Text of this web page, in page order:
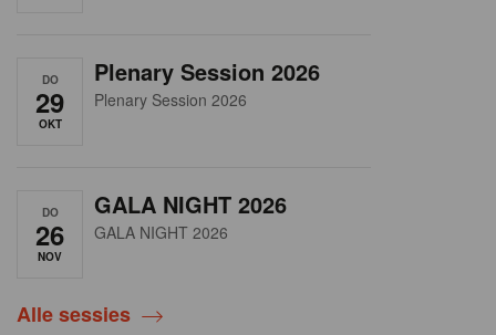
DO
29
OKT
Plenary Session 2026
Plenary Session 2026
DO
26
NOV
GALA NIGHT 2026
GALA NIGHT 2026
Alle sessies